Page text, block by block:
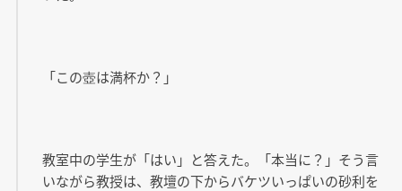
「この壺は満杯か？」
教室中の学生が「はい」と答えた。「本当に？」そう言
いながら教授は、教壇の下からバケツいっぱいの砂利を